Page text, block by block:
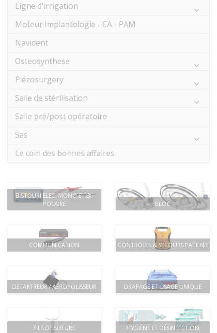
Ligne d'irrigation
Moteur Implantologie - CA - PAM
Navident
Osteosynthese
Piézosurgery
Salle de stérilisation
Salle pré/post opératoire
Sas
Le coin des bonnes affaires
BISTOURI ELEC. MONO ET BI-
POLAIRE
BLOC
COMMUNICATION CONTROLES & SECOURS PATIENT
DETARTREUR / AÉROPOLISSEUR DRAPAGE ET USAGE UNIQUE
FILS DE SUTURE HYGIÈNE ET DÉSINFECTION